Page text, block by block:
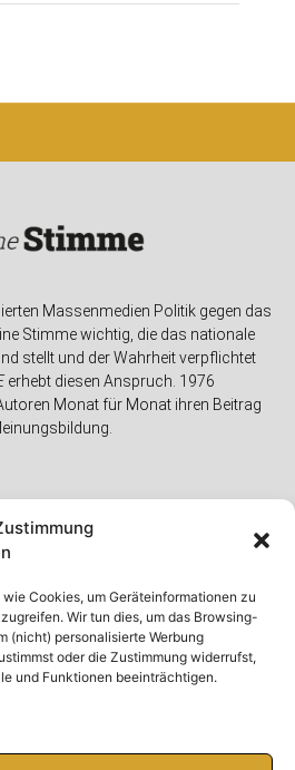
Cookies, um Geräteinformationen zu
Wir tun dies, um das Browsing-
(nicht) personalisierte Werbung
oder die Zustimmung widerrufst,
und Funktionen beeinträchtigen.
Massenmedien Politik gegen das
Stimme wichtig, die das nationale
stellt und der Wahrheit verpflichtet
erhebt diesen Anspruch. 1976
Monat für Monat ihren Beitrag
Rechtliches
Rechtliche Hinweise
Impressum
Datenschutzerklärung